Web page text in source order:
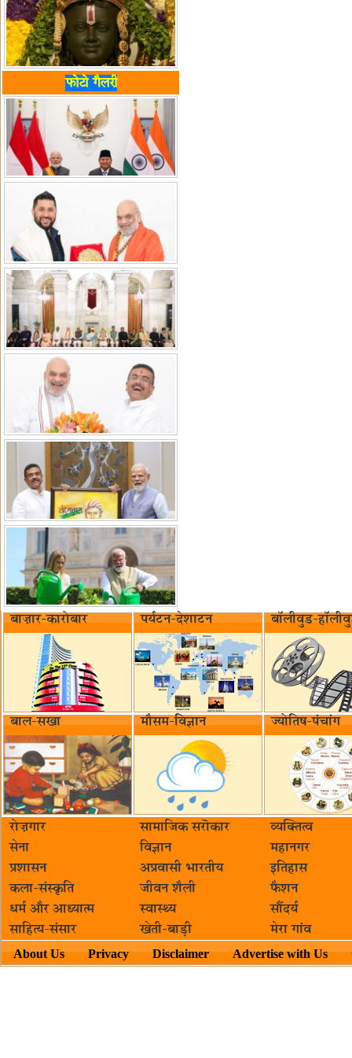
फोटो गैलरी
बाज़ार-कारोबार पर्यटन-देशाटन बॉलीवुड-
बाल-सखा मौसम-विज्ञान ज्योतिष-पंचांग
रोज़गार सामाजिक सरॊकार‌
व्यक्तित्व
सेना
विज्ञान
महानगर
प्रशासन
अप्रवासी भारतीय
इतिहास
कला-संस्कृति
जीवन शैली
फैशन
धर्म और आध्यात्म
स्वास्थ्य
सौंदर्य
साहित्य-संसार
खेती-बाड़ी मेरा गांव
About Us Privacy Disclaimer Advertise with Us